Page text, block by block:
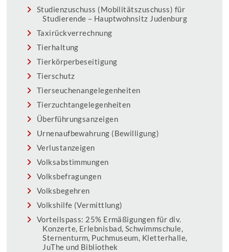
Studienzuschuss (Mobilitätszuschuss) für
Studierende – Hauptwohnsitz Judenburg
Taxirückverrechnung
Tierhaltung
Tierkörperbeseitigung
Tierschutz
Tierseuchenangelegenheiten
Tierzuchtangelegenheiten
Überführungsanzeigen
Urnenaufbewahrung (Bewilligung)
Verlustanzeigen
Volksabstimmungen
Volksbefragungen
Volksbegehren
Volkshilfe (Vermittlung)
Vorteilspass: 25% Ermäßigungen für div.
Konzerte, Erlebnisbad, Schwimmschule,
Sternenturm, Puchmuseum, Kletterhalle,
JuThe und Bibliothek